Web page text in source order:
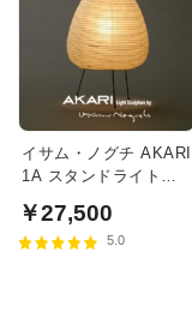
イサム・ノグチ AKARI
1A スタンドライト
￥27,500
5.0